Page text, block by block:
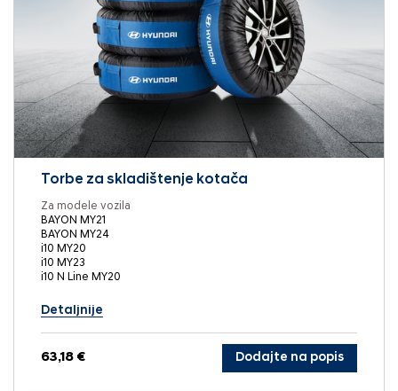
Torbe za skladištenje kotača
Za modele vozila
BAYON MY21
BAYON MY24
i10 MY20
i10 MY23
i10 N Line MY20
Detaljnije
63,18 € Dodajte na popis